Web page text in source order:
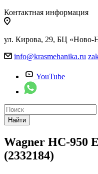
Контактная информация
ул. Кирова, 29, БЦ «Ново-
info@krasmehanika.ru
YouTube
Найти
Wagner HC-950
(2332184)